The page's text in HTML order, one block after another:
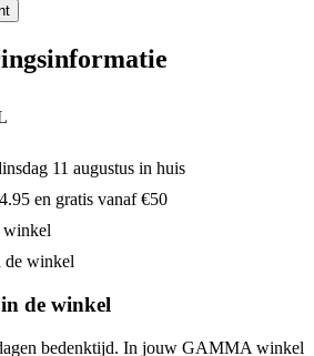
11 augustus in huis
en gratis vanaf €50
winkel
de winkel
de winkel
bedenktijd. In jouw GAMMA winkel